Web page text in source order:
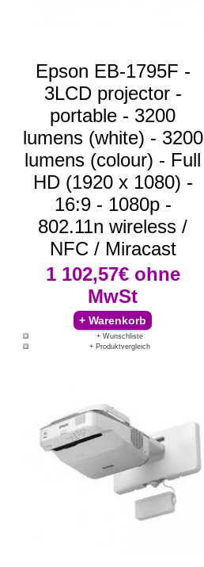
Epson EB-1795F -
3LCD projector -
portable - 3200
lumens (white) - 3200
lumens (colour) - Full
HD (1920 x 1080) -
16:9 - 1080p -
802.11n wireless /
NFC / Miracast
1 102,57€ ohne
MwSt
+ Wunschliste
+ Produktvergleich